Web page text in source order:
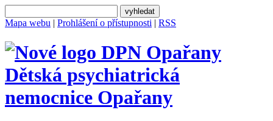
Mapa webu | Prohlášení o přístupnosti | RSS
Dětská psychiatrická
nemocnice Opařany